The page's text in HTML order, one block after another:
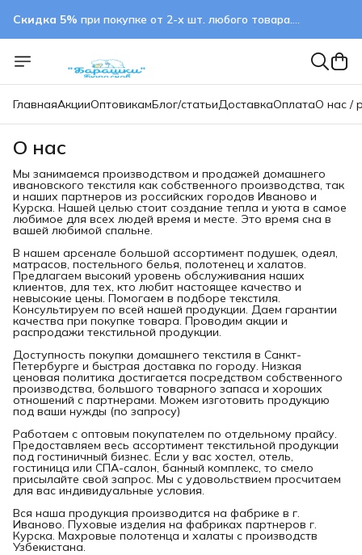
Скидка 5% при покупке от 2-х шт. любого товара.
ГлавнаяАкцииОптовикамБлог/статьиДоставкаОплатаО нас /
О нас
Мы занимаемся производством и продажей домашнего
ивановского текстиля как собственного производства, так
и наших партнеров из российских городов Иваново и
Курска. Нашей целью стоит создание тепла и уюта в самое
любимое для всех людей время и месте. Это время сна в
вашей любимой спальне.
В нашем арсенале большой ассортимент подушек, одеял,
матрасов, постельного белья, полотенец и халатов.
Предлагаем высокий уровень обслуживания наших
клиентов, для тех, кто любит настоящее качество и
невысокие цены. Помогаем в подборе текстиля.
Консультируем по всей нашей продукции. Даем гарантии
качества при покупке товара. Проводим акции и
распродажи текстильной продукции.
Доступность покупки домашнего текстиля в Санкт-
Петербурге и быстрая доставка по городу. Низкая
ценовая политика достигается посредством собственного
производства, большого товарного запаса и хороших
отношений с партнерами. Можем изготовить продукцию
под ваши нужды (по запросу)
Работаем с оптовым покупателем по отдельному прайсу.
Предоставляем весь ассортимент текстильной продукции
под гостиничный бизнес. Если у вас хостел, отель,
гостиница или СПА-салон, банный комплекс, то смело
присылайте свой запрос. Мы с удовольствием просчитаем
для вас индивидуальные условия.
Вся наша продукция производится на фабрике в г.
Иваново. Пуховые изделия на фабриках партнеров г.
Курска. Махровые полотенца и халаты с производств
Узбекистана.